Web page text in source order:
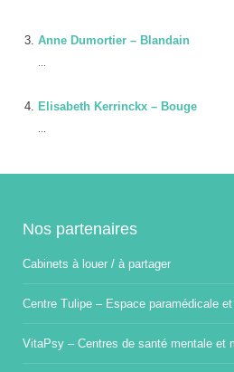
Anne Dumortier – Blandain
Elisabeth Kerrinckx – Bouge
Nos partenaires
Cabinets à louer / à partager
Centre Tulipe – Espace paramédicale et
VitaPsy – Centres de santé mentale et